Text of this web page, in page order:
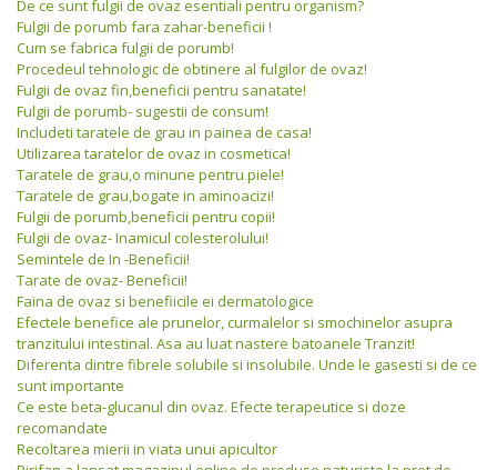
De ce sunt fulgii de ovaz esentiali pentru organism?
Fulgii de porumb fara zahar-beneficii !
Cum se fabrica fulgii de porumb!
Procedeul tehnologic de obtinere al fulgilor de ovaz!
Fulgii de ovaz fin,beneficii pentru sanatate!
Fulgii de porumb- sugestii de consum!
Includeti taratele de grau in painea de casa!
Utilizarea taratelor de ovaz in cosmetica!
Taratele de grau,o minune pentru piele!
Taratele de grau,bogate in aminoacizi!
Fulgii de porumb,beneficii pentru copii!
Fulgii de ovaz- Inamicul colesterolului!
Semintele de In -Beneficii!
Tarate de ovaz- Beneficii!
Faina de ovaz si benefiicile ei dermatologice
Efectele benefice ale prunelor, curmalelor si smochinelor asupra
tranzitului intestinal. Asa au luat nastere batoanele Tranzit!
Diferenta dintre fibrele solubile si insolubile. Unde le gasesti si de ce
sunt importante
Ce este beta-glucanul din ovaz. Efecte terapeutice si doze
recomandate
Recoltarea mierii in viata unui apicultor